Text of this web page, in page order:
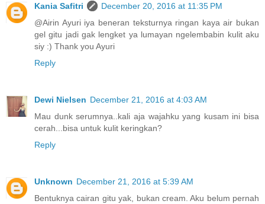
Kania Safitri
December 20, 2016 at 11:35 PM
@Airin Ayuri iya beneran teksturnya ringan kaya air bukan
gel gitu jadi gak lengket ya lumayan ngelembabin kulit aku
siy :) Thank you Ayuri
Reply
Dewi Nielsen December 21, 2016 at 4:03 AM
Mau dunk serumnya..kali aja wajahku yang kusam ini bisa
cerah...bisa untuk kulit keringkan?
Reply
Unknown December 21, 2016 at 5:39 AM
Bentuknya cairan gitu yak, bukan cream. Aku belum pernah